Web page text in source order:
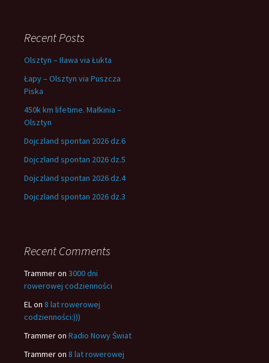
Recent Posts
Olsztyn – Iława via Łukta
Łapy – Olsztyn via Puszcza
Piska
450k km lifetime. Małkinia –
Olsztyn
Dojczland spontan 2026 dz.6
Dojczland spontan 2026 dz.5
Dojczland spontan 2026 dz.4
Dojczland spontan 2026 dz.3
Recent Comments
Trammeron 3000 dni
rowerowej codzienności
ELon 8 lat rowerowej
codzienności:)))
Trammeron Radio Nowy Świat
Trammeron 8 lat rowerowej